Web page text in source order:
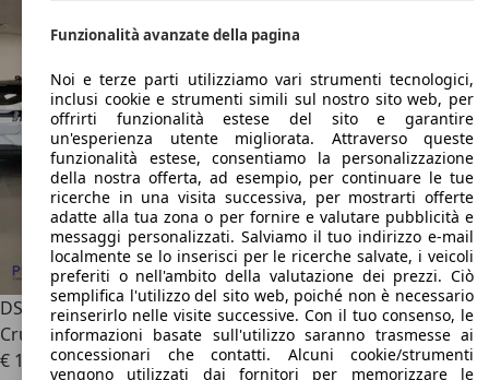
DS Automobiles DS 7 CrossbackBlueHDi 130cv Auto Navi
Cruise Fari Xeno Cerchi19”
€ 15.4001
Funzionalità avanzate della pagina
Noi e terze parti utilizziamo vari strumenti tecnologici,
inclusi cookie e strumenti simili sul nostro sito web, per
offrirti funzionalità estese del sito e garantire
un'esperienza utente migliorata. Attraverso queste
funzionalità estese, consentiamo la personalizzazione
della nostra offerta, ad esempio, per continuare le tue
ricerche in una visita successiva, per mostrarti offerte
adatte alla tua zona o per fornire e valutare pubblicità e
messaggi personalizzati. Salviamo il tuo indirizzo e-mail
localmente se lo inserisci per le ricerche salvate, i veicoli
preferiti o nell'ambito della valutazione dei prezzi. Ciò
semplifica l'utilizzo del sito web, poiché non è necessario
reinserirlo nelle visite successive. Con il tuo consenso, le
informazioni basate sull'utilizzo saranno trasmesse ai
concessionari che contatti. Alcuni cookie/strumenti
vengono utilizzati dai fornitori per memorizzare le